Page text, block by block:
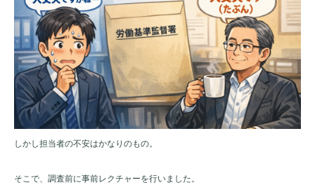
しかし担当者の不安はかなりのもの。
そこで、調査前に事前レクチャーを行いました。